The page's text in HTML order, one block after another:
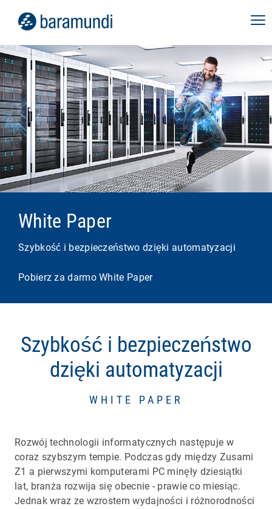
White Paper
Szybkość i bezpieczeństwo dzięki automatyzacji
Pobierz za darmo White Paper
Szybkość i bezpieczeństwo
dzięki automatyzacji
WHITE PAPER
Rozwój technologii informatycznych następuje w
coraz szybszym tempie. Podczas gdy między Zusami
Z1 a pierwszymi komputerami PC minęły dziesiątki
lat, branża rozwija się obecnie - prawie co miesiąc.
Jednak wraz ze wzrostem wydajności i różnorodności